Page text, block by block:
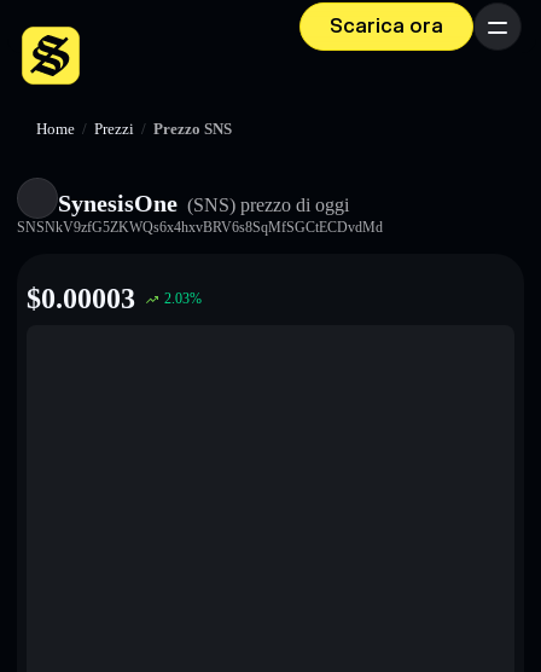
Scarica ora Menu
Home / Prezzi / Prezzo SNS
SynesisOne (SNS) prezzo di oggi
SNSNkV9zfG5ZKWQs6x4hxvBRV6s8SqMfSGCtECDvdMd
$0.00003 2.03%